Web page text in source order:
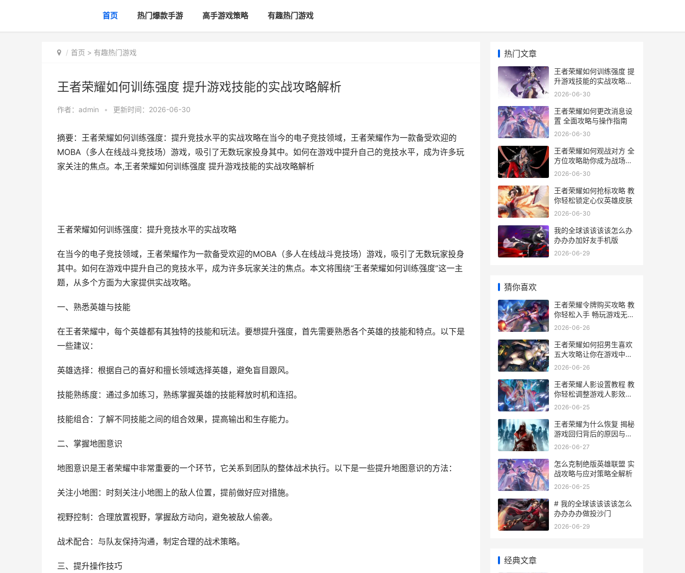
首页 热门爆款手游 高手游戏策略 有趣热门游戏
首页 > 有趣热门游戏
王者荣耀如何训练强度 提升游戏技能的实战攻略解析
作者： admin • 更新时间：2026-06-30
摘要：王者荣耀如何训练强度：提升竞技水平的实战攻略在当今的电子竞技领域，王者荣耀作为一款备受欢迎的
MOBA（多人在线战斗竞技场）游戏，吸引了无数玩家投身其中。如何在游戏中提升自己的竞技水平，成为许多玩
家关注的焦点。本,王者荣耀如何训练强度 提升游戏技能的实战攻略解析
王者荣耀如何训练强度：提升竞技水平的实战攻略
在当今的电子竞技领域，王者荣耀作为一款备受欢迎的MOBA（多人在线战斗竞技场）游戏，吸引了无数玩家投身
其中。如何在游戏中提升自己的竞技水平，成为许多玩家关注的焦点。本文将围绕“王者荣耀如何训练强度”这一主
题，从多个方面为大家提供实战攻略。
一、熟悉英雄与技能
在王者荣耀中，每个英雄都有其独特的技能和玩法。要想提升强度，首先需要熟悉各个英雄的技能和特点。以下是
一些建议：
英雄选择：根据自己的喜好和擅长领域选择英雄，避免盲目跟风。
技能熟练度：通过多加练习，熟练掌握英雄的技能释放时机和连招。
技能组合：了解不同技能之间的组合效果，提高输出和生存能力。
二、掌握地图意识
地图意识是王者荣耀中非常重要的一个环节，它关系到团队的整体战术执行。以下是一些提升地图意识的方法：
关注小地图：时刻关注小地图上的敌人位置，提前做好应对措施。
视野控制：合理放置视野，掌握敌方动向，避免被敌人偷袭。
战术配合：与队友保持沟通，制定合理的战术策略。
三、提升操作技巧
热门文章
王者荣耀如何训练强度 提
升游戏技能的实战攻略解
析
2026-06-30
王者荣耀如何更改消息设
置 全面攻略与操作指南
2026-06-30
王者荣耀如何观战对方 全
方位攻略助你成为战场观
察家
2026-06-30
王者荣耀如何抢标攻略 教
你轻松锁定心仪英雄皮肤
2026-06-30
我的全球该该该该怎么办
办办办加好友手机版
2026-06-29
猜你喜欢
王者荣耀令牌购买攻略 教
你轻松入手 畅玩游戏无障
碍
2026-06-26
王者荣耀如何招男生喜欢
五大攻略让你在游戏中魅
力四射
2026-06-26
王者荣耀人影设置教程 教
你轻松调整游戏人影效果
提升视觉体验
2026-06-25
王者荣耀为什么恢复 揭秘
游戏回归背后的原因与影
响
2026-06-27
怎么克制绝版英雄联盟 实
战攻略与应对策略全解析
2026-06-25
# 我的全球该该该该怎么
办办办办做投沙门
2026-06-29
经典文章